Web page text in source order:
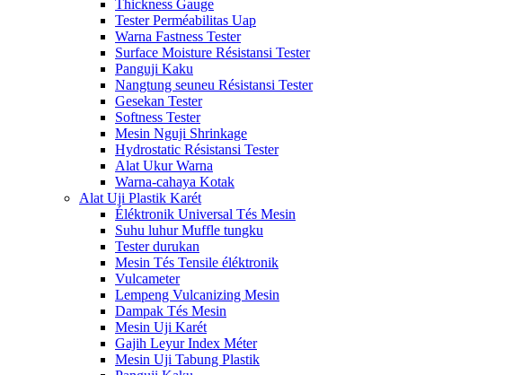
Thickness Gauge
Tester Perméabilitas Uap
Warna Fastness Tester
Surface Moisture Résistansi Tester
Panguji Kaku
Nangtung seuneu Résistansi Tester
Gesekan Tester
Softness Tester
Mesin Nguji Shrinkage
Hydrostatic Résistansi Tester
Alat Ukur Warna
Warna-cahaya Kotak
Alat Uji Plastik Karét
Éléktronik Universal Tés Mesin
Suhu luhur Muffle tungku
Tester durukan
Mesin Tés Tensile éléktronik
Vulcameter
Lempeng Vulcanizing Mesin
Dampak Tés Mesin
Mesin Uji Karét
Gajih Leyur Index Méter
Mesin Uji Tabung Plastik